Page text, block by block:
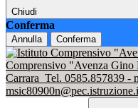
Chiudi
Conferma
Annulla Conferma
Comprensivo "Avenza Gino
Carrara Tel. 0585.857839 -